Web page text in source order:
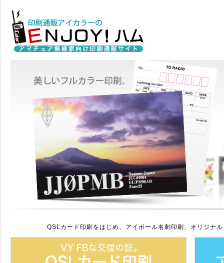
QSLカード印刷をはじめ、アイボール名刺印刷、オリジナ